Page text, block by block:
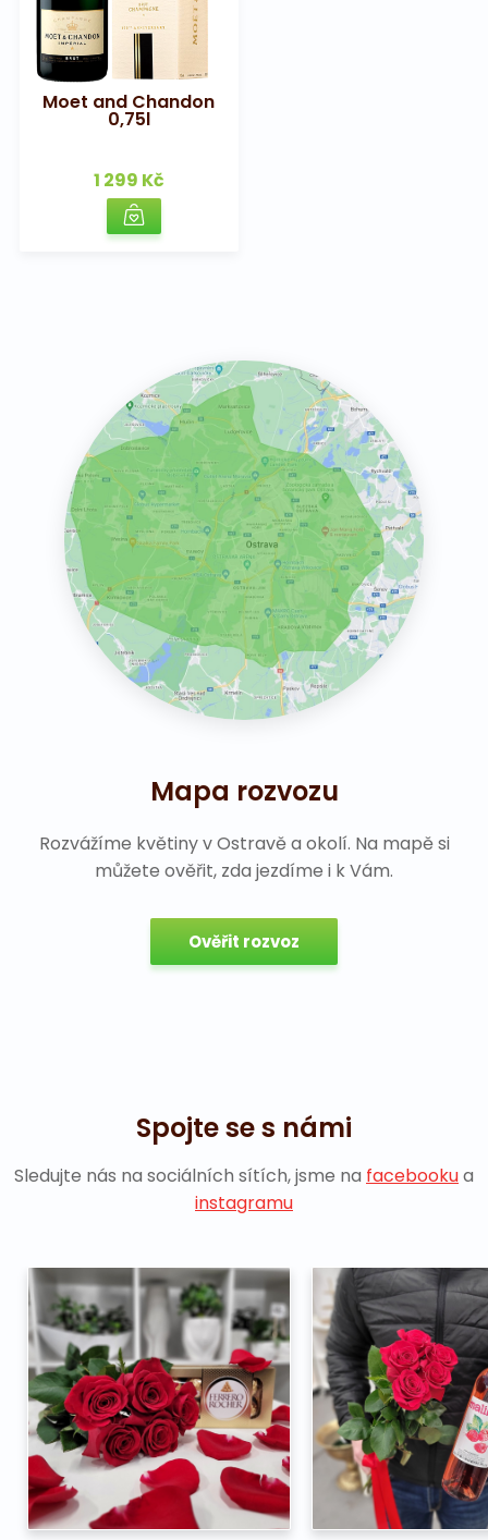
Moet and Chandon
0,75l
1 299 Kč
Mapa rozvozu
Rozvážíme květiny v Ostravě a okolí. Na mapě si
můžete ověřit, zda jezdíme i k Vám.
Ověřit rozvoz
Spojte se s námi
Sledujte nás na sociálních sítích, jsme na facebookua
instagramu